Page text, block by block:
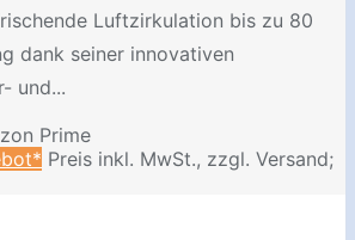
Luftzirkulation bis zu 80
dank seiner innovativen
und...
Preis inkl. MwSt., zzgl. Versand;